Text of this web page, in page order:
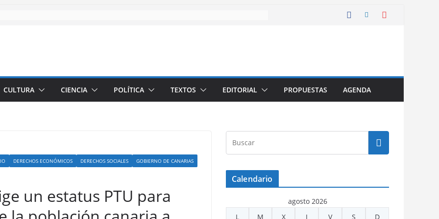
CULTURA CIENCIA POLÍTICA TEXTOS EDITORIAL PROPUESTAS AGENDA
DERECHOS ECONÓMICOS DERECHOS SOCIALES
GOBIERNO DE CANARIAS
un estatus PTU para
Calendario
agosto 2026
L
M X J V S D